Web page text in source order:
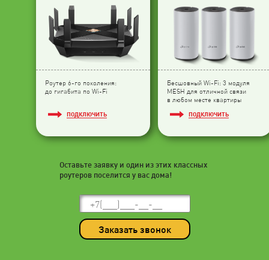
Роутер 6-го поколения:
до гигабита по Wi-Fi
ПОДКЛЮЧИТЬ
Бесшовный Wi-Fi: 3 модуля
МESH для отличной связи
в любом месте квартиры
ПОДКЛЮЧИТЬ
Оставьте заявку и один из этих классных
роутеров поселится у вас дома!
Заказать звонок